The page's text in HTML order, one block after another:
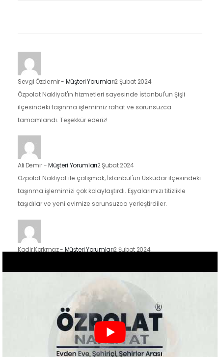
Sevgi Özdemir- Müşteri Yorumları2 Şubat 2024
Özpolat Nakliyat'ın hizmetleri sayesinde İstanbul'un Şişli
ilçesindeki taşınma işlemimiz rahat ve sorunsuzca
tamamlandı. Teşekkür ederiz!
Ali Demir-Müşteri Yorumları2 Şubat 2024
Özpolat Nakliyat ile çalışmak, İstanbul'un Üsküdar ilçesindeki
taşınma işlemimizi çok kolaylaştırdı. Eşyalarımızı titizlikle
taşıdılar ve yeni evimize sorunsuzca yerleştirdiler.
Kadir Korkmaz- Müşteri Yorumları2 Şubat 2024
-Müşteri Yorumları2 Şubat 2024